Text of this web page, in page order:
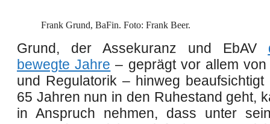
Frank Grund, BaFin. Foto: Frank Beer.
Grund, der Assekuranz und EbAV
bewegte Jahre – geprägt vor allem
und Regulatorik – hinweg
65 Jahren nun in den Ruhestand geht,
in Anspruch nehmen, dass unter